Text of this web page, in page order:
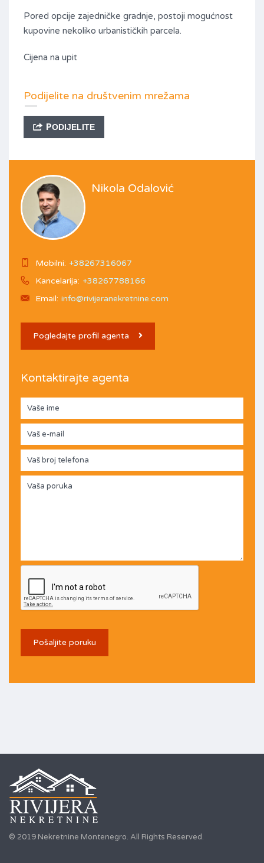
Pored opcije zajedničke gradnje, postoji mogućnost
kupovine nekoliko urbanističkih parcela.
Cijena na upit
Podijelite na društvenim mrežama
PODIJELITE
Nikola Odalović
Mobilni: +38267316067
Kancelarija: +38267788166
Email: info@rivijeranekretnine.com
Pogledajte profil agenta
Kontaktirajte agenta
© 2019 Nekretnine Montenegro. All Rights Reserved.